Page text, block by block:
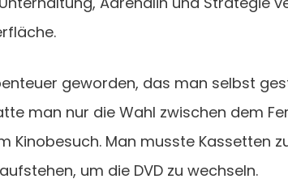
geworden, das man selbst
man nur die Wahl zwischen dem
Kinobesuch. Man musste Kassetten
um die DVD zu wechseln.